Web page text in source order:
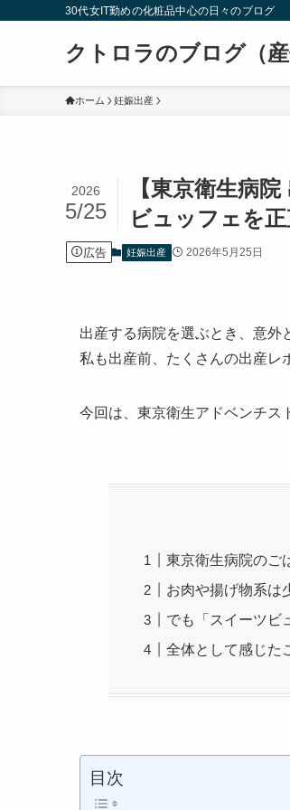
30代女IT勤めの化粧品中心の日々のブログ
クトロラのブログ（産
ホーム 妊娠出産
【東京衛生病
ビュッフェを
2026
5/25
広告 妊娠出産 2026年5月25日
出産する病院を選ぶとき、意外
私も出産前、たくさんの出産レ
今回は、東京衛生アドベンチス
東京衛生病院のご
お肉や揚げ物系は
でも「スイーツビ
全体として感じた
目次